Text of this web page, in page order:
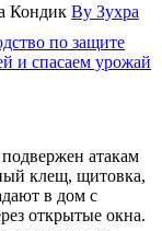
By Зухра
по защите
и спасаем урожай
атакам
клещ, щитовка,
в дом с
открытые окна.